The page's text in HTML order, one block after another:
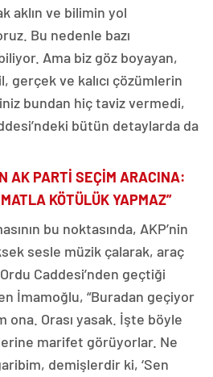
aklın ve bilimin yol
Bu nedenle bazı
Ama biz göz boyayan,
gerçek ve kalıcı çözümlerin
bundan hiç taviz vermedi,
bütün detaylarda da
AK PARTİ SEÇİM ARACINA:
KÖTÜLÜK YAPMAZ”
bu noktasında, AKP’nin
sesle müzik çalarak, araç
Caddesi’nden geçtiği
İmamoğlu, “Buradan geçiyor
ona. Orası yasak. İşte böyle
marifet görüyorlar. Ne
demişlerdir ki, ‘Sen